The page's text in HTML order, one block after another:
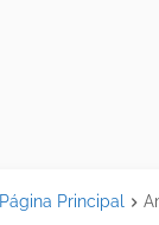
Página Principal